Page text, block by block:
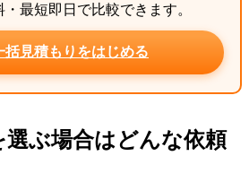
最短即日で比較できます。
括見積もりをはじめる
選ぶ場合はどんな依頼